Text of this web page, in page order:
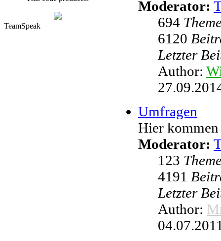
TeamSpeak
Moderator:
694
6120
Letzter
Author:
Umfragen
Hier
Moderator:
123
4191
Letzter
Author: